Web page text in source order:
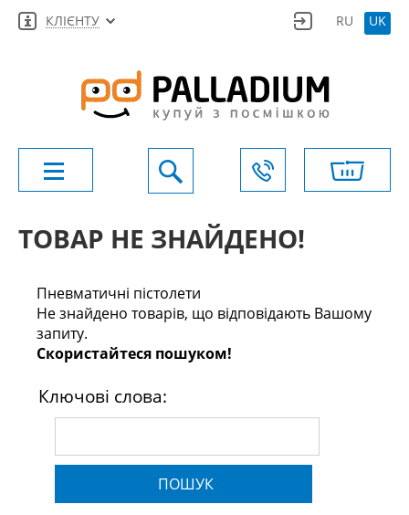
КЛІЄНТУ RU UK
ТОВАР НЕ ЗНАЙДЕНО!
Пневматичні пістолети
Не знайдено товарів, що відповідають Вашому
запиту.
Скористайтеся пошуком!
Ключові слова:
ПОШУК